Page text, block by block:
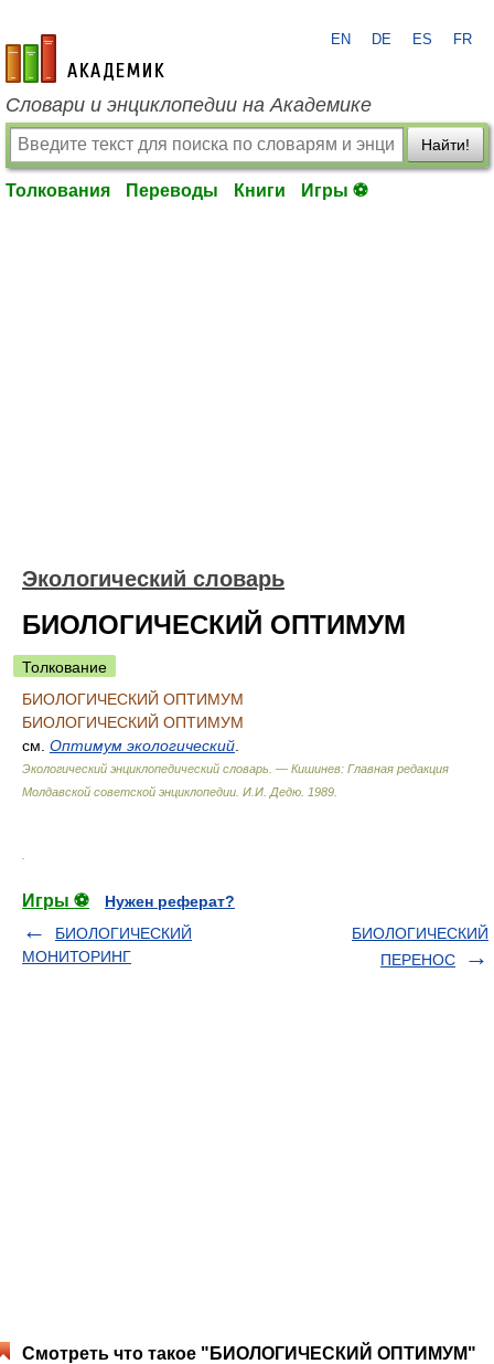
academic.ru
EN DE ES FR
Словари и энциклопедии на Академике
Найти!
Толкования Переводы Книги Игры ⚽
Экологический словарь
БИОЛОГИЧЕСКИЙ ОПТИМУМ
Толкование
БИОЛОГИЧЕСКИЙ ОПТИМУМ
БИОЛОГИЧЕСКИЙ ОПТИМУМ
см. Оптимум экологический
Экологический энциклопедический словарь. — Кишинев: Главная редакция
Молдавской советской энциклопедии И.И. Дедю 1989
Игры ⚽
Нужен реферат?
БИОЛОГИЧЕСКИЙ
МОНИТОРИНГ
БИОЛОГИЧЕСКИЙ
ПЕРЕНОС
Смотреть что такое "БИОЛОГИЧЕСКИЙ ОПТИМУМ"